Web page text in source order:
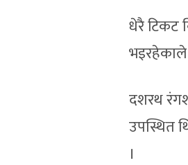
धेरै टिकट
भइरहेकाले
दशरथ
उपस्थित
।